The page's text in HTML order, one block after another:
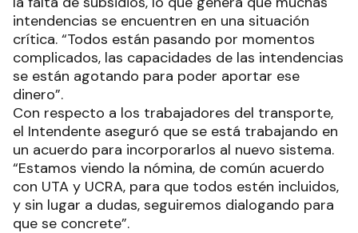
intendencias se encuentren en una situación
crítica. “Todos están pasando por momentos
complicados, las capacidades de las intendencias
se están agotando para poder aportar ese
dinero”.
Con respecto a los trabajadores del transporte,
el Intendente aseguró que se está trabajando en
un acuerdo para incorporarlos al nuevo sistema.
“Estamos viendo la nómina, de común acuerdo
con UTA y UCRA, para que todos estén incluidos,
y sin lugar a dudas, seguiremos dialogando para
que se concrete”.